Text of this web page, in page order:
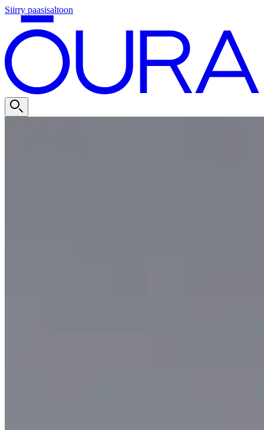
Siirry paasisaltoon